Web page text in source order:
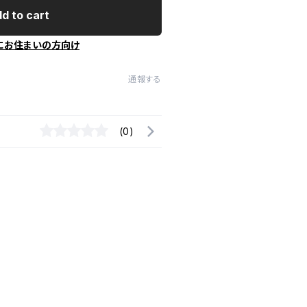
to cart
お住まいの方向け
通報する
(0)